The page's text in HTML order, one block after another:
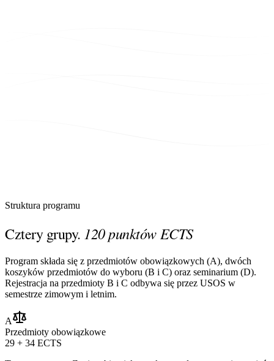
Struktura programu
Cztery grupy. 120 punktów ECTS
Program składa się z przedmiotów obowiązkowych (A), dwóch
koszyków przedmiotów do wyboru (B i C) oraz seminarium (D).
Rejestracja na przedmioty B i C odbywa się przez USOS w
semestrze zimowym i letnim.
A
Przedmioty obowiązkowe
29 + 34 ECTS